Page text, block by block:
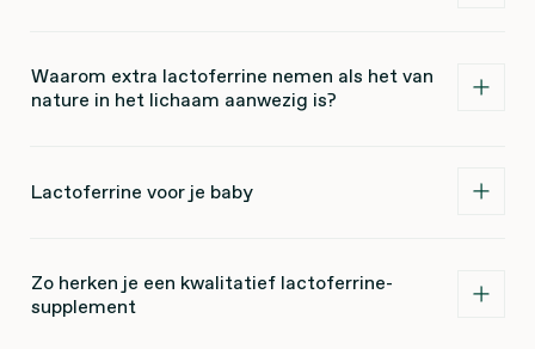
Waarom extra lactoferrine nemen als het van
nature in het lichaam aanwezig is?
Lactoferrine voor je baby
Zo herken je een kwalitatief lactoferrine-
supplement